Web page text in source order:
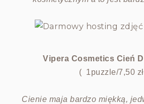
Vipera Cosmetics Cień
( 1puzzle/7,50
Cienie maja bardzo miękką,